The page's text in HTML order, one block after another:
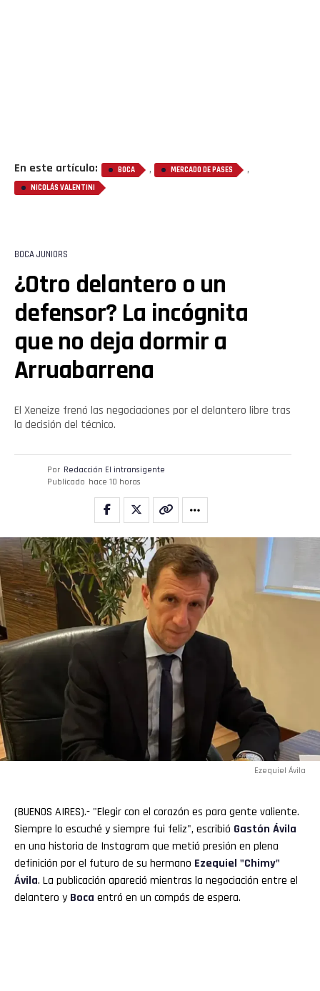
En este artículo: BOCA , MERCADO DE PASES ,
NICOLÁS VALENTINI
BOCA JUNIORS
¿Otro delantero o un
defensor? La incógnita
que no deja dormir a
Arruabarrena
El Xeneize frenó las negociaciones por el delantero libre tras
la decisión del técnico.
Por Redacción El intransigente
Publicado hace 10 horas
Ezequiel Ávila
(BUENOS AIRES).- "Elegir con el corazón es para gente valiente.
Siempre lo escuché y siempre fui feliz", escribió Gastón Ávila
en una historia de Instagram que metió presión en plena
definición por el futuro de su hermano Ezequiel "Chimy"
Ávila. La publicación apareció mientras la negociación entre el
delantero y Boca entró en un compás de espera.